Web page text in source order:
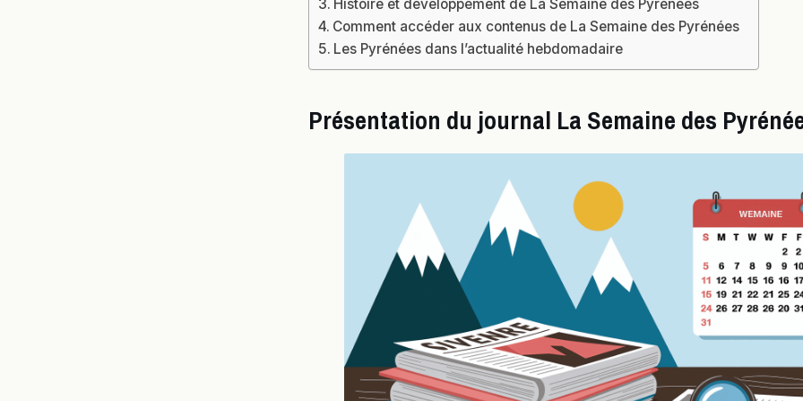
Histoire et développement de La Semaine des Pyrénées
Comment accéder aux contenus de La Semaine des Pyrénées
Les Pyrénées dans l’actualité hebdomadaire
Présentation du journal La Semaine des